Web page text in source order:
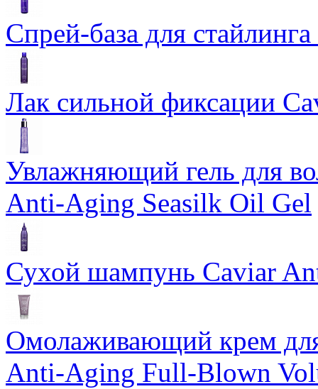
Спрей-база для
Лак сильной фиксации
Увлажняющий гель для
Anti-Aging Seasilk Oil Gel
Сухой шампунь Caviar
Омолаживающий крем
Anti-Aging Full-Blown